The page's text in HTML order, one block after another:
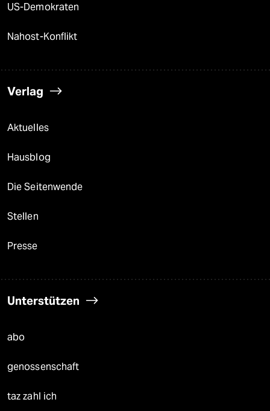
US-Demokraten
Nahost-Konflikt
Verlag
Aktuelles
Hausblog
Die Seitenwende
Stellen
Presse
Unterstützen
abo
genossenschaft
taz zahl ich